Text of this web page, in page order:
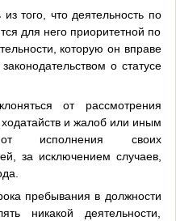
того, что деятельность по
для него приоритетной по
которую он вправе
о статусе
от рассмотрения
и жалоб или иным
исполнения своих
за исключением случаев,
пребывания в должности
никакой деятельности,